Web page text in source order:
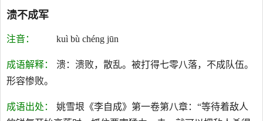
溃不成军
注音： kuì bù chéng jūn
成语解释：
溃：溃败，散乱。被打得七零八落，不成队伍。
形容惨败。
成语出处：
姚雪垠《李自成》第一卷第八章：“等待着敌人